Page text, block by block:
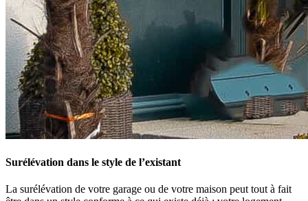
Surélévation dans le style de l’existant
La surélévation de votre garage ou de votre maison peut tout à fait